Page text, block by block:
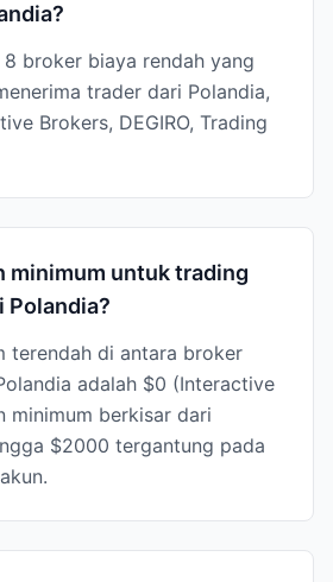
broker biaya rendah yang
trader dari Polandia,
Brokers, DEGIRO, Trading
minimum untuk trading
Polandia?
terendah di antara broker
adalah $0 (Interactive
minimum berkisar dari
$2000 tergantung pada